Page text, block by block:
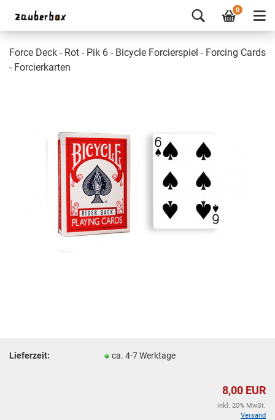
0
Force Deck - Rot - Pik 6 - Bicycle Forcierspiel - Forcing Cards
- Forcierkarten
Lieferzeit: ca. 4-7 Werktage
8,00 EUR
inkl. 20% MwSt.
Versand